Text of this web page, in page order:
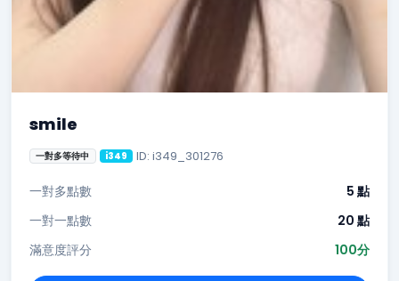
smile
一對多等待中 i349 ID: i349_301276
一對多點數
5 點
一對一點數
20 點
滿意度評分
100分